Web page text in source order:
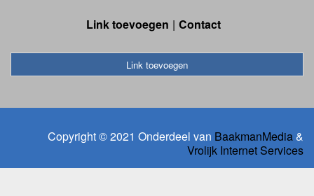
Link toevoegen Contact
Link toevoegen
Copyright © 2021 Onderdeel van BaakmanMedia&
Vrolijk Internet Services